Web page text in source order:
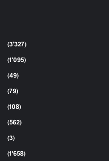
(3٬327)
(1٬095)
(49)
(79)
(108)
(562)
(3)
(1٬658)